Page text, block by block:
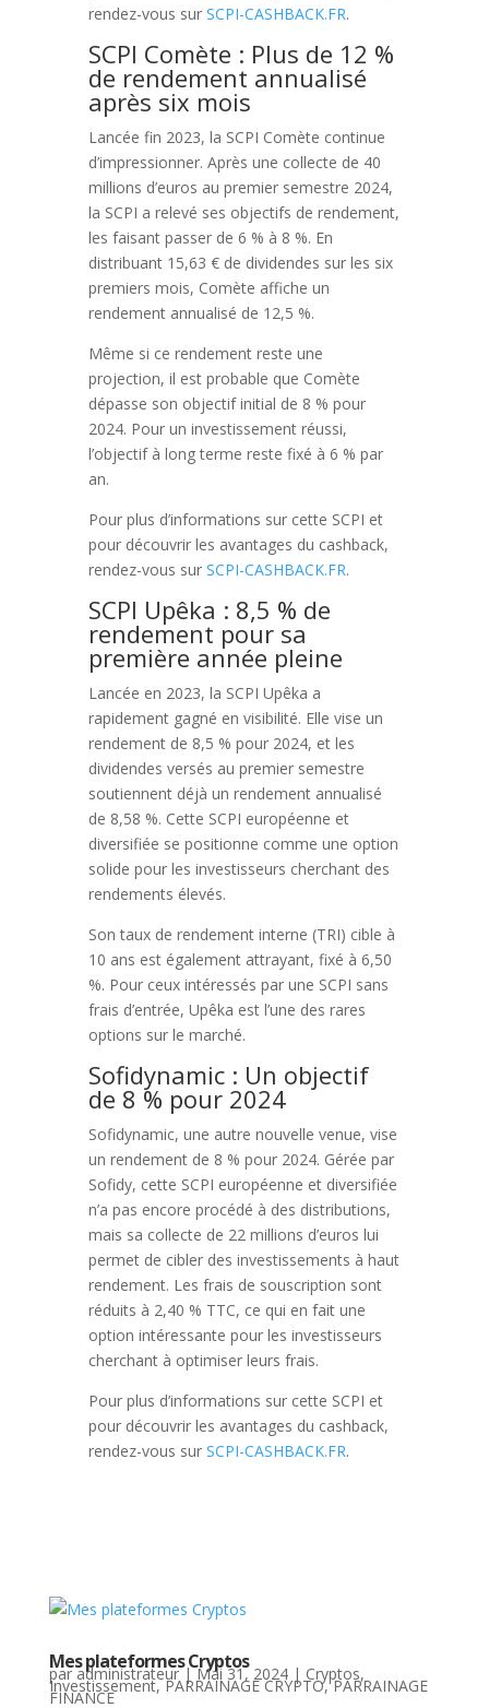
rendez-vous sur SCPI-CASHBACK.FR.
SCPI Comète : Plus de 12 %
de rendement annualisé
après six mois
Lancée fin 2023, la SCPI Comète continue
d’impressionner. Après une collecte de 40
millions d’euros au premier semestre 2024,
la SCPI a relevé ses objectifs de rendement,
les faisant passer de 6 % à 8 %. En
distribuant 15,63 € de dividendes sur les six
premiers mois, Comète affiche un
rendement annualisé de 12,5 %.
Même si ce rendement reste une
projection, il est probable que Comète
dépasse son objectif initial de 8 % pour
2024. Pour un investissement réussi,
l’objectif à long terme reste fixé à 6 % par
an.
Pour plus d’informations sur cette SCPI et
pour découvrir les avantages du cashback,
rendez-vous sur SCPI-CASHBACK.FR.
SCPI Upêka : 8,5 % de
rendement pour sa
première année pleine
Lancée en 2023, la SCPI Upêka a
rapidement gagné en visibilité. Elle vise un
rendement de 8,5 % pour 2024, et les
dividendes versés au premier semestre
soutiennent déjà un rendement annualisé
de 8,58 %. Cette SCPI européenne et
diversifiée se positionne comme une option
solide pour les investisseurs cherchant des
rendements élevés.
Son taux de rendement interne (TRI) cible à
10 ans est également attrayant, fixé à 6,50
%. Pour ceux intéressés par une SCPI sans
frais d’entrée, Upêka est l’une des rares
options sur le marché.
Sofidynamic : Un objectif
de 8 % pour 2024
Sofidynamic, une autre nouvelle venue, vise
un rendement de 8 % pour 2024. Gérée par
Sofidy, cette SCPI européenne et diversifiée
n’a pas encore procédé à des distributions,
mais sa collecte de 22 millions d’euros lui
permet de cibler des investissements à haut
rendement. Les frais de souscription sont
réduits à 2,40 % TTC, ce qui en fait une
option intéressante pour les investisseurs
cherchant à optimiser leurs frais.
Pour plus d’informations sur cette SCPI et
pour découvrir les avantages du cashback,
rendez-vous sur SCPI-CASHBACK.FR.
Mes plateformes Cryptos
paradministrateur|Mai 31, 2024| Cryptos,
Investissement,PARRAINAGE CRYPTO,PARRAINAGE
FINANCE